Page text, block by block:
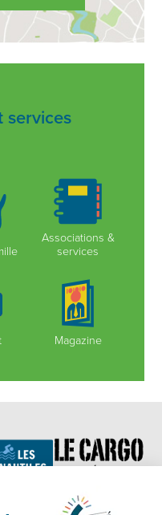
services
Associations &
services
Magazine